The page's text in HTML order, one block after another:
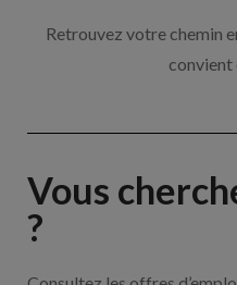
Retrouvez votre chemin
convient
Vous
?